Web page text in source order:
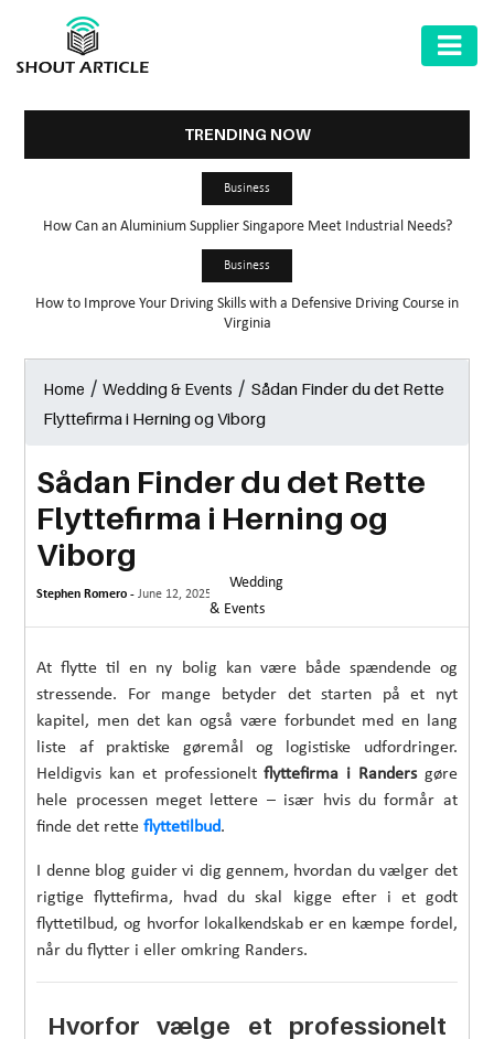
GARDEN
MARKET
MORE
TECHNOLOGY
TRAVEL
&
EVENTS
REAL
ESTATE
CONTACT
TRENDING NOW
Business
How Can an Aluminium Supplier Singapore Meet Industrial Needs?
Business
How to Improve Your Driving Skills with a Defensive Driving Course in
Virginia
Home /Wedding & Events / Sådan Finder du det Rette
Flyttefirma i Herning og Viborg
Sådan Finder du det Rette
Flyttefirma i Herning og
Viborg
Stephen Romero -June 12, 2025
Wedding
& Events
At flytte til en ny bolig kan være både spændende og
stressende. For mange betyder det starten på et nyt
kapitel, men det kan også være forbundet med en lang
liste af praktiske gøremål og logistiske udfordringer.
Heldigvis kan et professioneltflyttefirma i Randersgøre
hele processen meget lettere – især hvis du formår at
finde det retteflyttetilbud.
I denne blog guider vi dig gennem, hvordan du vælger det
rigtige flyttefirma, hvad du skal kigge efter i et godt
flyttetilbud, og hvorfor lokalkendskab er en kæmpe fordel,
når du flytter i eller omkring Randers.
Hvorfor vælge et professionelt